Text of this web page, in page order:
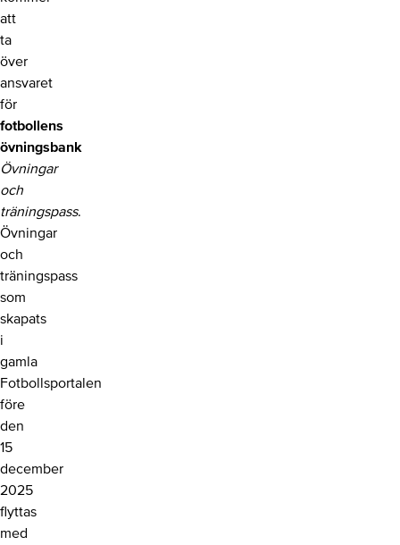
att
ta
över
ansvaret
för
fotbollens
övningsbank
Övningar
och
träningspass.
Övningar
och
träningspass
som
skapats
i
gamla
Fotbollsportalen
före
den
15
december
2025
flyttas
med